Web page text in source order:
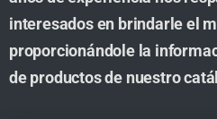
interesados en brindarle el
proporcionándole la
de productos de nuestro